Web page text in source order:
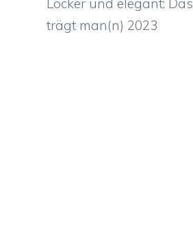
Locker und elegant: Das
trägt man(n) 2023